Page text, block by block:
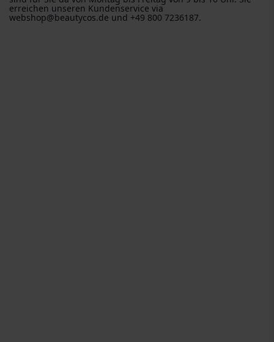
erreichen unseren Kundenservice via
webshop@beautycos.de und +49 800 7236187.